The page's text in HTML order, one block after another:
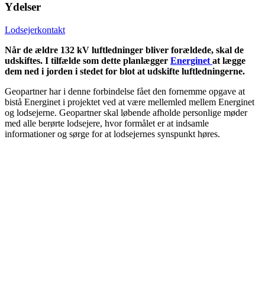
Ydelser
Lodsejerkontakt
Når de ældre 132 kV luftledninger bliver forældede, skal de
udskiftes. I tilfælde som dette planlægger Energinet at lægge
dem ned i jorden i stedet for blot at udskifte luftledningerne.
Geopartner har i denne forbindelse fået den fornemme opgave at
bistå Energinet i projektet ved at være mellemled mellem Energinet
og lodsejerne. Geopartner skal løbende afholde personlige møder
med alle berørte lodsejere, hvor formålet er at indsamle
informationer og sørge for at lodsejernes synspunkt høres.